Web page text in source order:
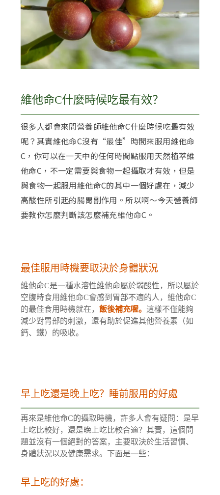
維他命C什麼時候吃最有效？
很多人都會來問營養師維他命C什麼時候吃最有效
呢？其實維他命C沒有“最佳”時間來服用維他命
C，你可以在一天中的任何時間點服用天然植萃維
他命C，不一定需要與食物一起攝取才有效，但是
與食物一起服用維他命C的其中一個好處在，減少
高酸性所引起的腸胃副作用。所以啊～今天營養師
要教你怎麼判斷該怎麼補充維他命C。
最佳服用時機要取決於身體狀況
維他命C是一種水溶性維他命屬於弱酸性，所以屬於
空腹時食用維他命C會感到胃部不適的人，維他命C
的最佳食用時機就在， 飯後補充喔。 這樣不僅能夠
減少對胃部的刺激，還有助於促進其他營養素（如
鈣、鐵）的吸收。
早上吃還是晚上吃？睡前服用的好處
再來是維他命C的攝取時機，許多人會有疑問：是早
上吃比較好，還是晚上吃比較合適？其實，這個問
題並沒有一個絕對的答案，主要取決於生活習慣、
身體狀況以及健康需求。下面是一些：
早上吃的好處：